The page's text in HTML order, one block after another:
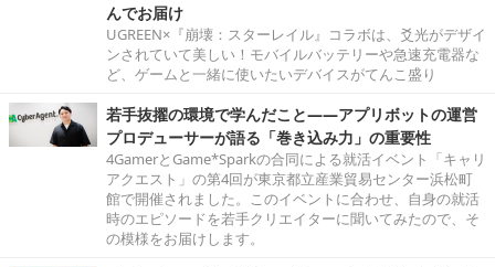
んでお届け
UGREEN×『崩壊：スターレイル』コラボは、爻光がデザイ
ンされていて美しい！モバイルバッテリーや急速充電器な
ど、ゲームと一緒に使いたいデバイスがてんこ盛り
若手抜擢の環境で学んだこと――アプリボットの運営
プロデューサーが語る「巻き込み力」の重要性
4GamerとGame*Sparkの合同による就活イベント「キャリ
アクエスト」の第4回が東京都立産業貿易センター浜松町
館で開催されました。このイベントに合わせ、自身の就活
時のエピソードを若手クリエイターに聞いてみたので、そ
の模様をお届けします。